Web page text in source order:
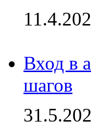
Вход в
шагов